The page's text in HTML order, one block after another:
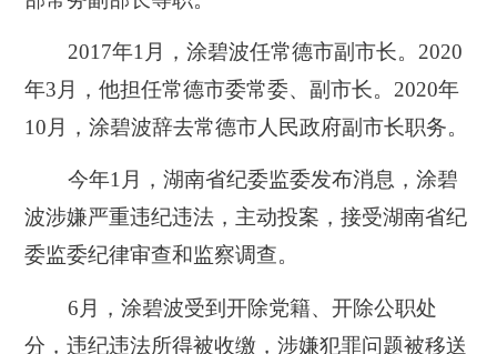
2017年1月，涂碧波任常德市副市长。2020
年3月，他担任常德市委常委、副市长。2020年
10月，涂碧波辞去常德市人民政府副市长职务。
今年1月，湖南省纪委监委发布消息，涂碧
波涉嫌严重违纪违法，主动投案，接受湖南省纪
委监委纪律审查和监察调查。
6月，涂碧波受到开除党籍、开除公职处
分，违纪违法所得被收缴，涉嫌犯罪问题被移送